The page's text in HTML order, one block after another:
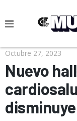
NOTICIAS
CULTURA POP
CIENCIA Y
VIDA
Octubre 27, 2023
Nuevo